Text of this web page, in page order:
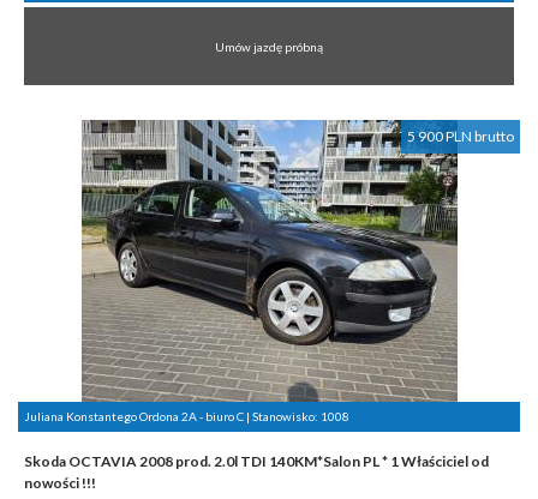
Umów jazdę próbną
5 900 PLN brutto
Juliana Konstantego Ordona 2A - biuro C | Stanowisko: 1008
Skoda OCTAVIA 2008 prod. 2.0l TDI 140KM*Salon PL * 1 Właściciel od
nowości !!!